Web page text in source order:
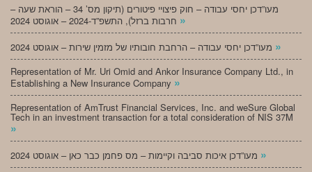
מעו”דכן יחסי עבודה – חוק פיצויי פיטורים (תיקון מס’ 34 – הוראת שעה –
»
»
Representation of Mr. Uri Omid and Ankor Insurance Company Ltd., in
Establishing a New Insurance Company »
Representation of AmTrust Financial Services, Inc. and weSure Global
Tech in an investment transaction for a total consideration of NIS 37M
»
»